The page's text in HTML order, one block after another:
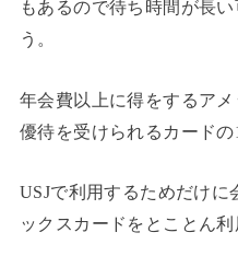
もあるので待ち時間が長
う。
年会費以上に得をするア
優待を受けられるカードの
USJで利用するためだけに
ックスカードをとことん利